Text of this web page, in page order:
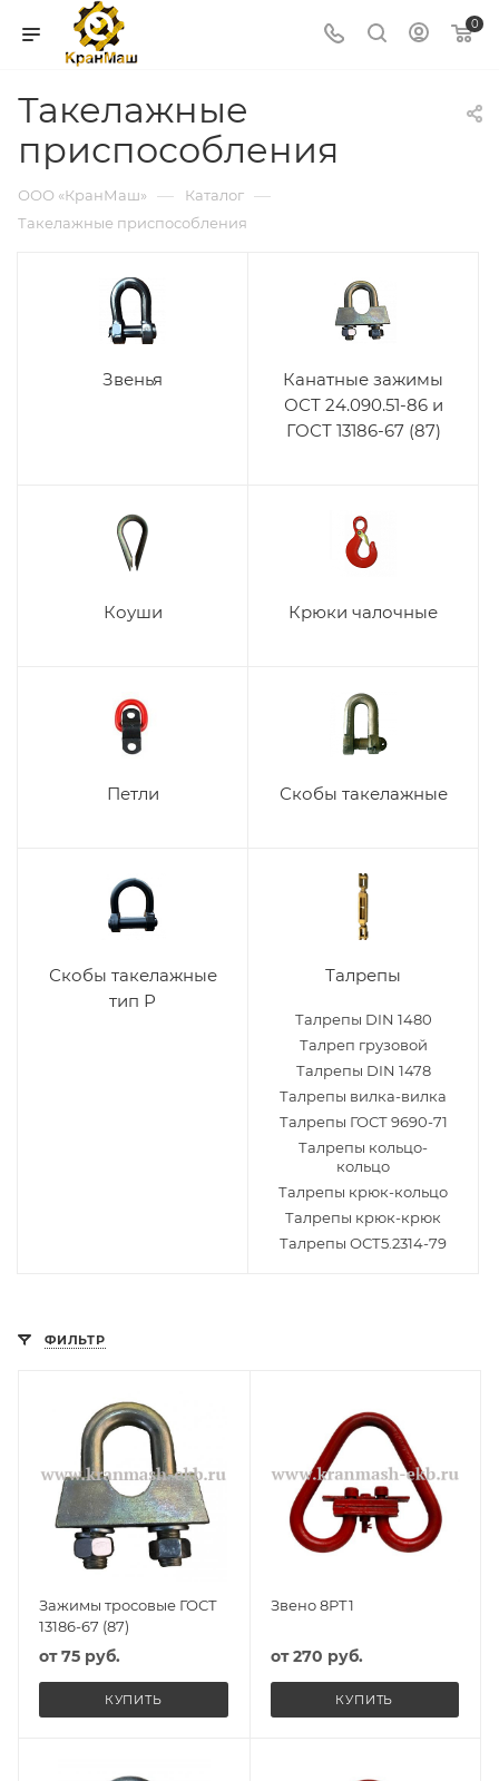
0
Такелажные
приспособления
ООО «КранМаш» — Каталог —
Такелажные приспособления
Звенья
Канатные зажимы
ОСТ 24.090.51-86 и
ГОСТ 13186-67 (87)
Коуши Крюки чалочные
Петли Скобы такелажные
Скобы такелажные
тип Р
Талрепы
Талрепы DIN 1480
Талреп грузовой
Талрепы DIN 1478
Талрепы вилка-вилка
Талрепы ГОСТ 9690-71
Талрепы кольцо-
кольцо
Талрепы крюк-кольцо
Талрепы крюк-крюк
Талрепы ОСТ5.2314-79
ФИЛЬТР
Зажимы тросовые ГОСТ
13186-67 (87)
от75 руб.
КУПИТЬ
Звено 8РТ1
от270 руб.
КУПИТЬ